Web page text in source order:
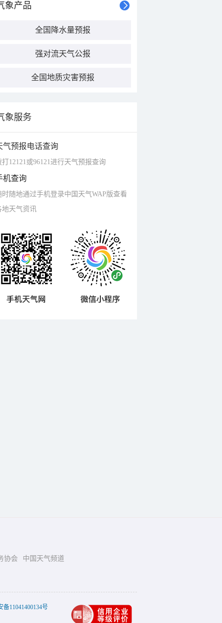
象产品
全国降水量预报
强对流天气公报
全国地质灾害预报
象服务
气预报电话查询
打12121或96121进行天气预报查询
机查询
时随地通过手机登录中国天气WAP版查看
地天气资讯
协会 中国天气频道
备11041400134号